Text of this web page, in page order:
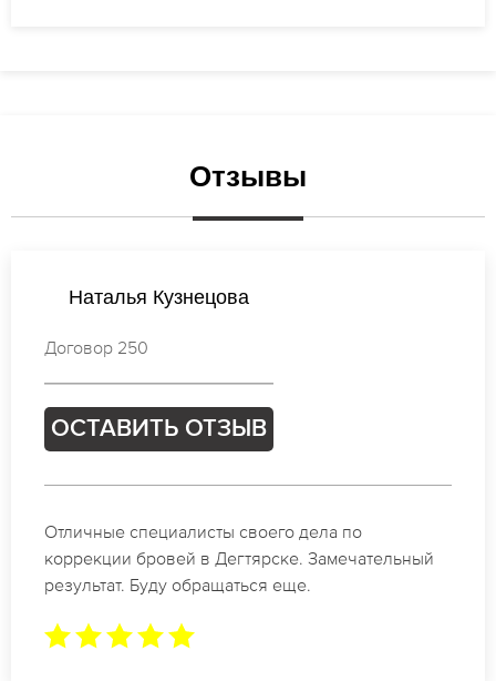
Отзывы
Наталья Михайлова
Договор 532
ОСТАВИТЬ ОТЗЫВ
Спасибо огромное. Заказывала татуаж на свадьбу
в Дегтярске. За 2 часа все было сделано.